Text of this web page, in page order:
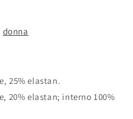
donna
25% elastan.
20% elastan; interno 100%